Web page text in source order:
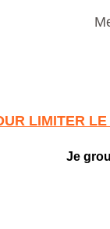
LIMITER
Je